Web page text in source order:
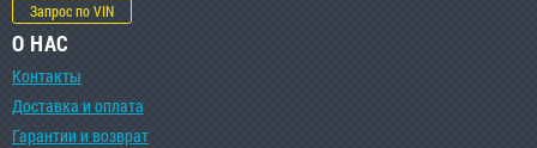
Запрос по VIN
О НАС
Контакты
Доставка и оплата
Гарантии и возврат